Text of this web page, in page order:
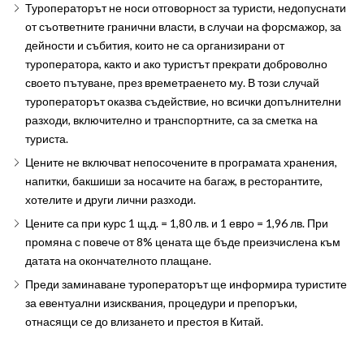
Туроператорът не носи отговорност за туристи, недопуснати
от съответните гранични власти, в случаи на форсмажор, за
дейности и събития, които не са организирани от
туроператора, както и ако туристът прекрати доброволно
своето пътуване, през времетраенето му. В този случай
туроператорът оказва съдействие, но всички допълнителни
разходи, включително и транспортните, са за сметка на
туриста.
Цените не включват непосочените в програмата хранения,
напитки, бакшиши за носачите на багаж, в ресторантите,
хотелите и други лични разходи.
Цените са при курс 1 щ.д. = 1,80 лв. и 1 евро = 1,96 лв. При
промяна с повече от 8% цената ще бъде преизчислена към
датата на окончателното плащане.
Преди заминаване туроператорът ще информира туристите
за евентуални изисквания, процедури и препоръки,
отнасящи се до влизането и престоя в Китай.